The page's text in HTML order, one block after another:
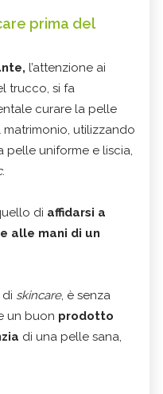
prima del
l’attenzione ai
trucco, si fa
curare la pelle
matrimonio, utilizzando
pelle uniforme e liscia,
.
di affidarsi a
alle mani di un
di skincare, è senza
un buon prodotto
di una pelle sana,